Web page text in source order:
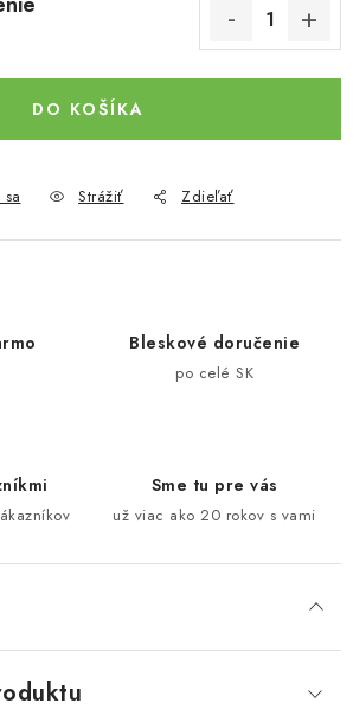
DO KOŠÍKA
Strážiť Zdieľať
Bleskové doručenie
po celé SK
Sme tu pre vás
už viac ako 20 rokov s vami